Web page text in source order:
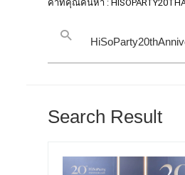
คำที่คุณค้นหา :
Search Result